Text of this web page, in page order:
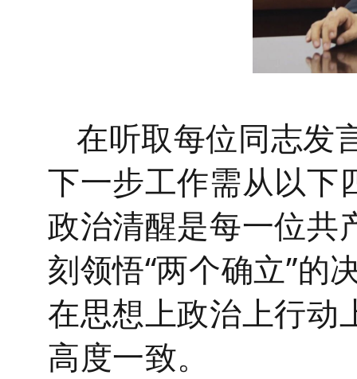
在听取每位同志发
下一步工作需从以下
政治清醒是每一位共
刻领悟“两个确立”的
在思想上政治上行动
高度一致。